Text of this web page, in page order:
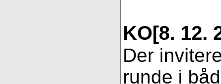
KO[8. 12.
Der
runde i